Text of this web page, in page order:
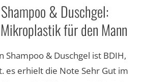
& Duschgel:
für den Mann
Shampoo & Duschgel ist BDIH,
es erhielt die Note Sehr Gut im